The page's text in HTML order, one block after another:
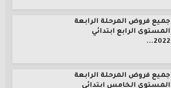
جميع فروض المرحلة الرابعة
المستوى الرابع ابتدائي
2022...
جميع فروض المرحلة الرابعة
المستوى الخامس ابتدائي